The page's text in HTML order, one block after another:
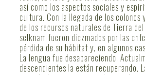
así como los aspectos sociales y
cultura. Con la llegada de los colonos
de los recursos naturales de Tierra
selknam fueron diezmados por las
pérdida de su hábitat y, en algunos
La lengua fue desapareciendo.
descendientes la están recuperando.